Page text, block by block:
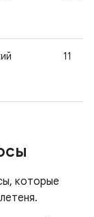
11
которые